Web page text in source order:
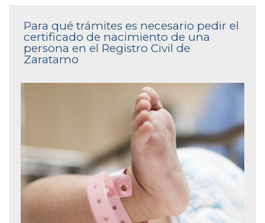
Para qué trámites es necesario pedir el
certificado de nacimiento de una
persona en el Registro Civil de
Zaratamo